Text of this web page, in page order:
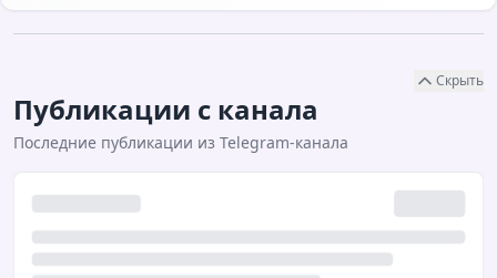
Скрыть
Публикации с канала
Последние публикации из Telegram-канала